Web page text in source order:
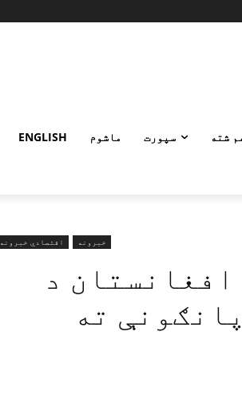
شته سپورت ماشوم ENGLISH
خبرونه اقتصادي خبرونه
د
ته